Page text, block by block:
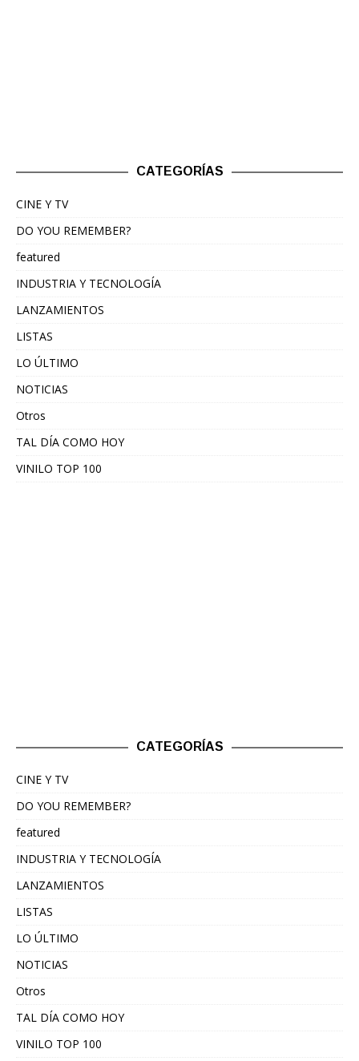
CATEGORÍAS
CINE Y TV
DO YOU REMEMBER?
featured
INDUSTRIA Y TECNOLOGÍA
LANZAMIENTOS
LISTAS
LO ÚLTIMO
NOTICIAS
Otros
TAL DÍA COMO HOY
VINILO TOP 100
CATEGORÍAS
CINE Y TV
DO YOU REMEMBER?
featured
INDUSTRIA Y TECNOLOGÍA
LANZAMIENTOS
LISTAS
LO ÚLTIMO
NOTICIAS
Otros
TAL DÍA COMO HOY
VINILO TOP 100